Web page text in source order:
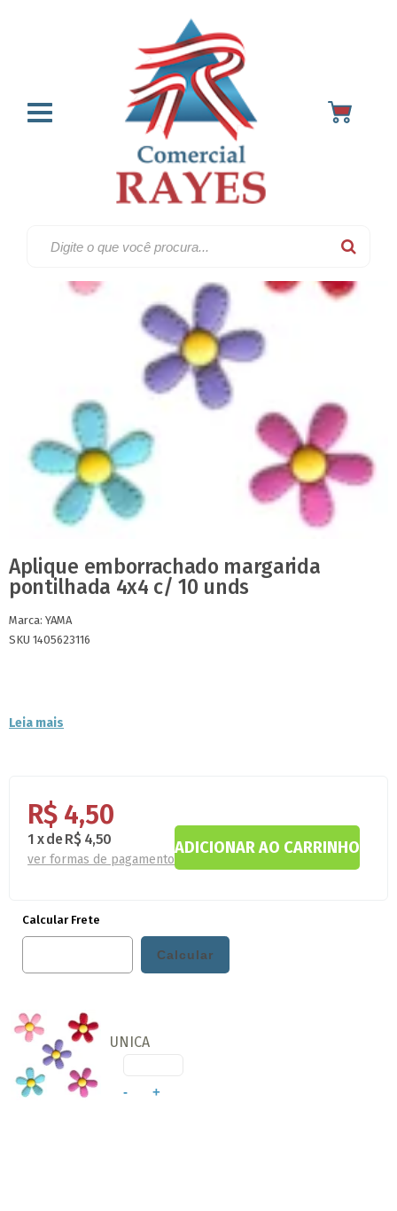
Artesanato & enfeites Aplicacoes & enfeites
Aplique emborrachado margarida
pontilhada 4x4 c/ 10 unds
Marca:YAMA
SKU 1405623116
Leia mais
R$ 4,50
1 x de R$ 4,50
ver formas de pagamento
Calcular Frete
UNICA
+
-